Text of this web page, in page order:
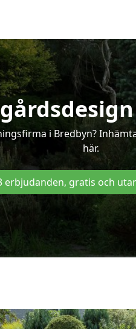
i Bredbyn?
här.
erbjudanden, gratis och